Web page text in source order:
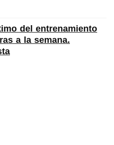
del entrenamiento
a la semana.